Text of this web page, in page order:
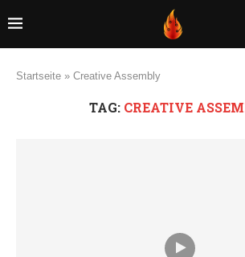
Startseite » Creative Assembly
TAG: CREATIVE